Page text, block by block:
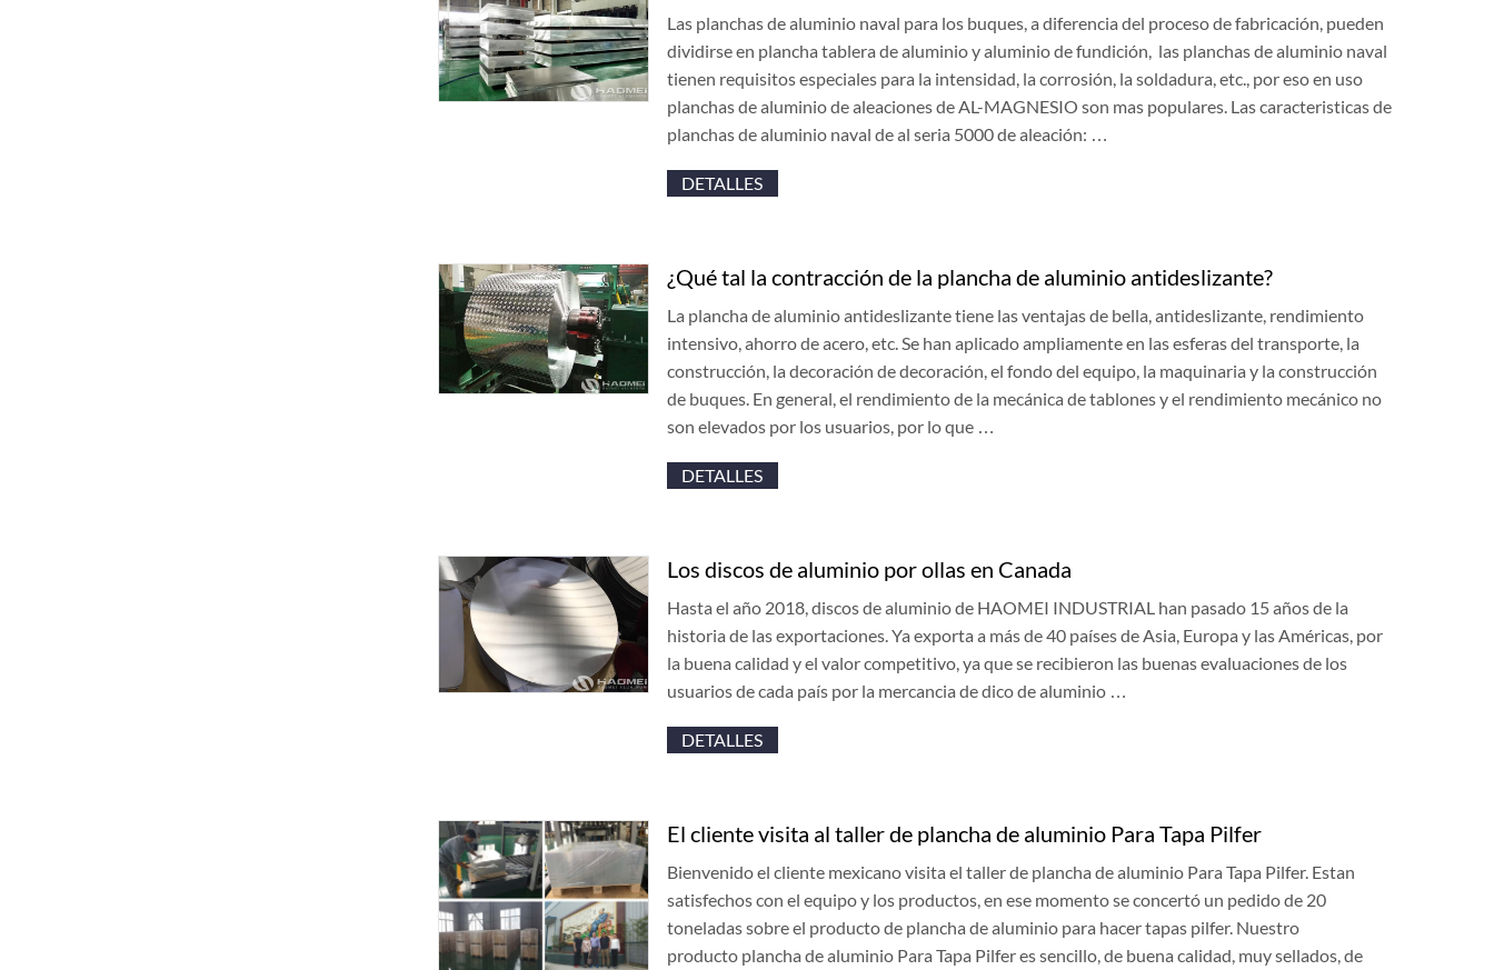
Las planchas de aluminio naval para los buques, a diferencia del proceso de fabricación, pueden
dividirse en plancha tablera de aluminio y aluminio de fundición, las planchas de aluminio naval
tienen requisitos especiales para la intensidad, la corrosión, la soldadura, etc., por eso en uso
planchas de aluminio de aleaciones de AL-MAGNESIO son mas populares. Las caracteristicas de
planchas de aluminio naval de al seria 5000 de aleación: …
DETALLES
¿Qué tal la contracción de la plancha de aluminio antideslizante?
La plancha de aluminio antideslizante tiene las ventajas de bella, antideslizante, rendimiento
intensivo, ahorro de acero, etc. Se han aplicado ampliamente en las esferas del transporte, la
construcción, la decoración de decoración, el fondo del equipo, la maquinaria y la construcción
de buques. En general, el rendimiento de la mecánica de tablones y el rendimiento mecánico no
son elevados por los usuarios, por lo que …
DETALLES
Los discos de aluminio por ollas en Canada
Hasta el año 2018, discos de aluminio de HAOMEI INDUSTRIAL han pasado 15 años de la
historia de las exportaciones. Ya exporta a más de 40 países de Asia, Europa y las Américas, por
la buena calidad y el valor competitivo, ya que se recibieron las buenas evaluaciones de los
usuarios de cada país por la mercancia de dico de aluminio …
DETALLES
El cliente visita al taller de plancha de aluminio Para Tapa Pilfer
Bienvenido el cliente mexicano visita el taller de plancha de aluminio Para Tapa Pilfer. Estan
satisfechos con el equipo y los productos, en ese momento se concertó un pedido de 20
toneladas sobre el producto de plancha de aluminio para hacer tapas pilfer. Nuestro
producto plancha de aluminio Para Tapa Pilfer es sencillo, de buena calidad, muy sellados, de